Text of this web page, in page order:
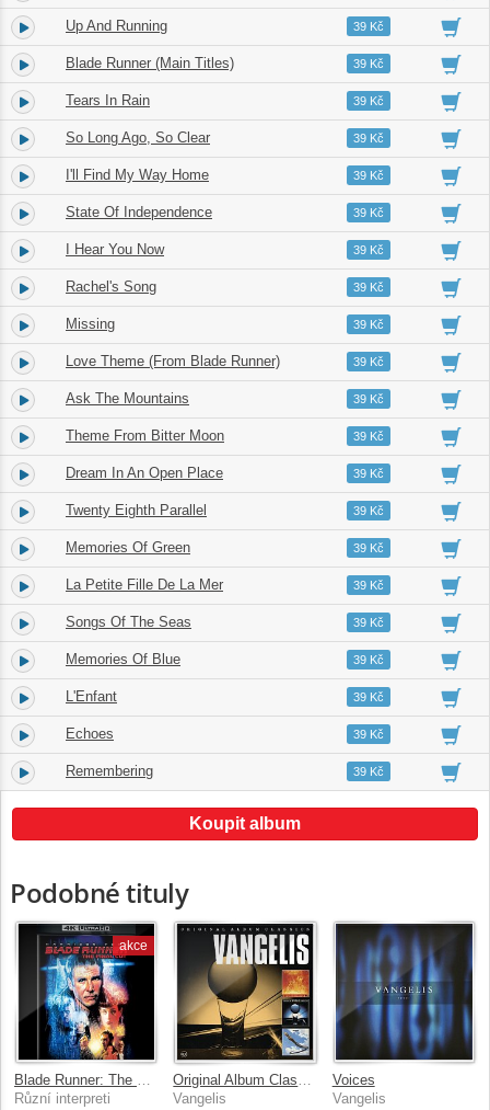
11. Up And Running 03:0839 Kč
12. Blade Runner (Main Titles) 05:3239 Kč
13. Tears In Rain 03:0139 Kč
14. So Long Ago, So Clear 05:0139 Kč
15. I'll Find My Way Home 04:2939 Kč
16. State Of Independence 05:0039 Kč
17. I Hear You Now 05:1339 Kč
18. Rachel's Song 04:4639 Kč
19. Missing 03:5539 Kč
20. Love Theme (From Blade Runner) 04:5339 Kč
21. Ask The Mountains 07:5339 Kč
22. Theme From Bitter Moon 03:3739 Kč
23. Dream In An Open Place 05:5039 Kč
24. Twenty Eighth Parallel 05:1039 Kč
25. Memories Of Green 05:0439 Kč
26. La Petite Fille De La Mer 05:5139 Kč
27. Songs Of The Seas 05:5539 Kč
28. Memories Of Blue 05:2839 Kč
29. L'Enfant 04:5339 Kč
30. Echoes 08:1839 Kč
31. Remembering 06:2839 Kč
Koupit album
Podobné tituly
akce
Různí interpreti
Vangelis
Voices
Vangelis